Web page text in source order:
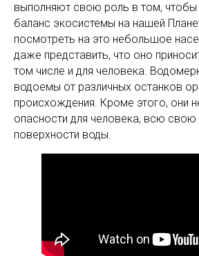
выполняют свою роль в том,
баланс экосистемы на нашей
посмотреть на это небольшое
даже представить, что оно
том числе и для человека.
водоемы от различных останков
происхождения. Кроме этого, они
опасности для человека, всю
поверхности воды.